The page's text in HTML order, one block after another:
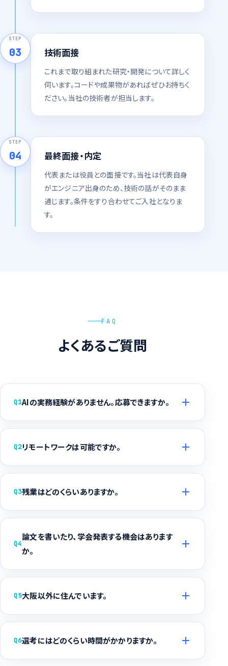
STEP
03 技術面接
これまで取り組まれた研究・開発について詳しく
伺います。コードや成果物があればぜひお持ちく
ださい。当社の技術者が担当します。
STEP
04 最終面接・内定
代表または役員との面接です。当社は代表自身
がエンジニア出身のため、技術の話がそのまま
通じます。条件をすり合わせてご入社となりま
す。
FAQ
よくあるご質問
Q1AIの実務経験がありません。応募できますか。
Q2リモートワークは可能ですか。
Q3残業はどのくらいありますか。
Q4
論文を書いたり、学会発表する機会はあります
か。
Q5大阪以外に住んでいます。
Q6選考にはどのくらい時間がかかりますか。